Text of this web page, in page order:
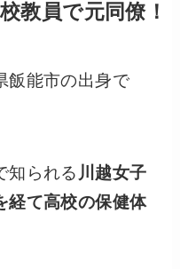
教員で元同僚！
飯能市の出身で
知られる 川越女子
経て高校の保健体